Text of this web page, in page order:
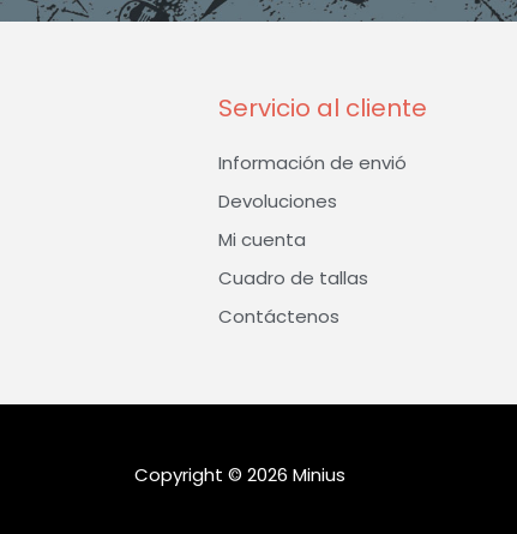
Servicio al cliente
Información de envió
Devoluciones
Mi cuenta
Cuadro de tallas
Contáctenos
Copyright © 2026 Minius